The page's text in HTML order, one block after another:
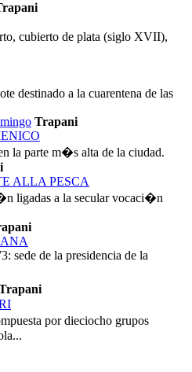
cubierto de plata (siglo XVII),
destinado a la cuarentena de las
Trapani
la parte m�s alta de la ciudad.
ALLA PESCA
ligadas a la secular vocaci�n
sede de la presidencia de la
por dieciocho grupos